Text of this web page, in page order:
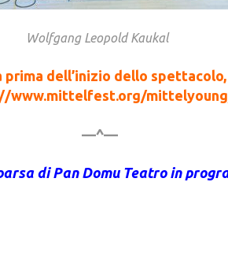
Wolfgang Leopold Kaukal
dell’inizio dello
www.mittelfest.org/
—^—
di Pan Domu Teatro in